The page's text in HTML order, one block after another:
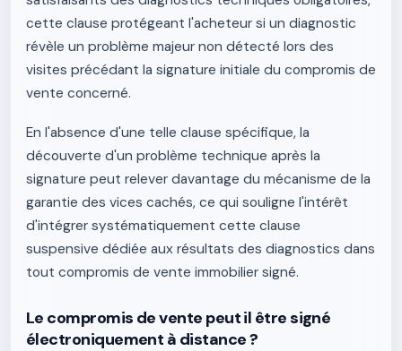
cette clause protégeant l'acheteur si un diagnostic
révèle un problème majeur non détecté lors des
visites précédant la signature initiale du compromis de
vente concerné.
En l'absence d'une telle clause spécifique, la
découverte d'un problème technique après la
signature peut relever davantage du mécanisme de la
garantie des vices cachés, ce qui souligne l'intérêt
d'intégrer systématiquement cette clause
suspensive dédiée aux résultats des diagnostics dans
tout compromis de vente immobilier signé.
Le compromis de vente peut il être signé
électroniquement à distance ?